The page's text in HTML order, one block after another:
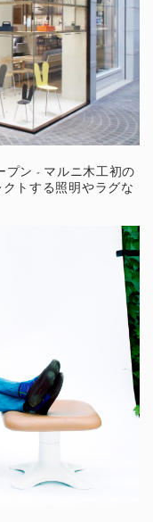
プン - マルニ木工初の
トする照明やラグな